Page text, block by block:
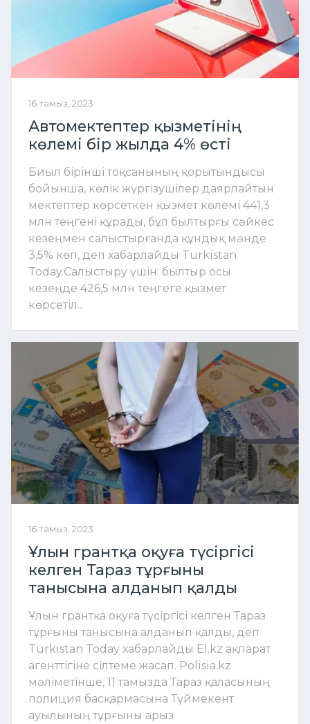
16 тамыз, 2023
Автомектептер қызметінің
көлемі бір жылда 4% өсті
Биыл бірінші тоқсанының қорытындысы
бойынша, көлік жүргізушілер даярлайтын
мектептер көрсеткен қызмет көлемі 441,3
млн теңгені құрады, бұл былтырғы сәйкес
кезеңмен салыстырғанда құндық мәнде
3,5% көп, деп хабарлайды Turkistan
Today.Салыстыру үшін: былтыр осы
кезеңде 426,5 млн теңгеге қызмет
көрсетіл...
16 тамыз, 2023
Ұлын грантқа оқуға түсіргісі
келген Тараз тұрғыны
танысына алданып қалды
Ұлын грантқа оқуға түсіргісі келген Тараз
тұрғыны танысына алданып қалды, деп
Turkistan Today хабарлайды El.kz ақпарат
агенттігіне сілтеме жасап. Polisia.kz
мәліметінше, 11 тамызда Тараз қаласының
полиция басқармасына Түймекент
ауылының тұрғыны арыз